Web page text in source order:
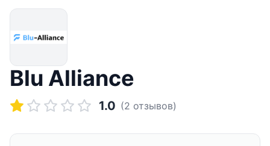
Blu Alliance
1.0 (2 отзывов)